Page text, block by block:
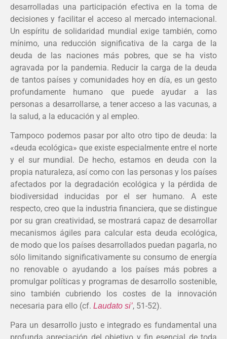
desarrolladas una participación efectiva en la toma de
decisiones y facilitar el acceso al mercado internacional.
Un espíritu de solidaridad mundial exige también, como
mínimo, una reducción significativa de la carga de la
deuda de las naciones más pobres, que se ha visto
agravada por la pandemia. Reducir la carga de la deuda
de tantos países y comunidades hoy en día, es un gesto
profundamente humano que puede ayudar a las
personas a desarrollarse, a tener acceso a las vacunas, a
la salud, a la educación y al empleo.
Tampoco podemos pasar por alto otro tipo de deuda: la
«deuda ecológica» que existe especialmente entre el norte
y el sur mundial. De hecho, estamos en deuda con la
propia naturaleza, así como con las personas y los países
afectados por la degradación ecológica y la pérdida de
biodiversidad inducidas por el ser humano. A este
respecto, creo que la industria financiera, que se distingue
por su gran creatividad, se mostrará capaz de desarrollar
mecanismos ágiles para calcular esta deuda ecológica,
de modo que los países desarrollados puedan pagarla, no
sólo limitando significativamente su consumo de energía
no renovable o ayudando a los países más pobres a
promulgar políticas y programas de desarrollo sostenible,
sino también cubriendo los costes de la innovación
necesaria para ello (cf. Laudato si’, 51-52).
Para un desarrollo justo e integrado es fundamental una